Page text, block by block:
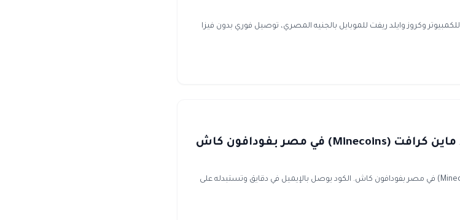
اشحن ليج اوف ليجيندز في مصر بفودافون كاش: RP للكمبيوتر وكروز وايلد ريفت للموبايل بالجنيه المصري، توصيل فوري بدون فيزا
شحن ماين كرافت واشتري اكواد ماين كرافت (Minecoins) في مصر بفودافون كاش
اشحن ماين كرافت واشتري اكواد ماين كرافت (Minecoins) في مصر بفودافون كاش. الكود يوصل بالإيميل في دقايق وتستبدله على